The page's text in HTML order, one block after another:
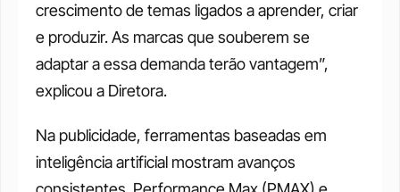
crescimento de temas ligados a aprender, criar
e produzir. As marcas que souberem se
adaptar a essa demanda terão vantagem”,
explicou a Diretora.
Na publicidade, ferramentas baseadas em
inteligência artificial mostram avanços